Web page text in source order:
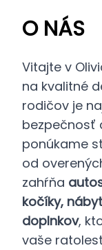
O NÁS
Vitajte v
na kvalitné
rodičov je
bezpečnosť
ponúkame
od
zahŕňa
kočíky,
doplnkov,
vaše